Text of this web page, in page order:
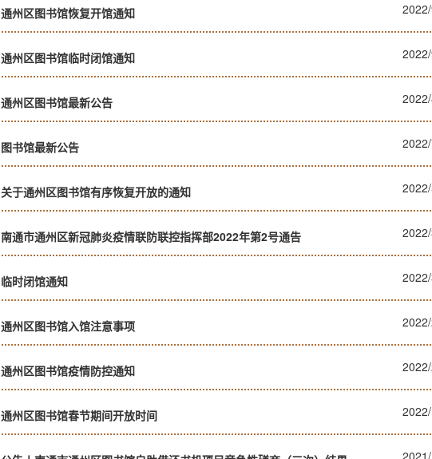
通州区图书馆恢复开馆通知
通州区图书馆临时闭馆通知
通州区图书馆最新公告
图书馆最新公告
关于通州区图书馆有序恢复开放的通知
南通市通州区新冠肺炎疫情联防联控指挥部2022年第2号通告
临时闭馆通知
通州区图书馆入馆注意事项
通州区图书馆疫情防控通知
通州区图书馆春节期间开放时间